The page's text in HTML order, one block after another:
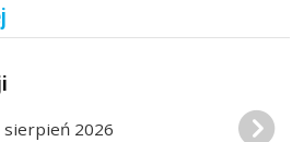
sierpień 2026